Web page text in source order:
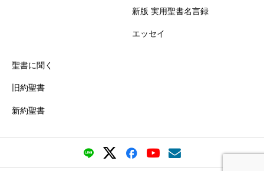
新版 実用聖書名言録
エッセイ
聖書に聞く
旧約聖書
新約聖書